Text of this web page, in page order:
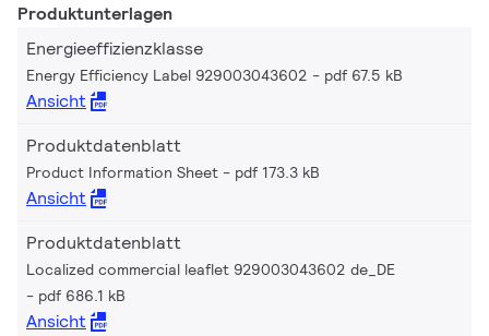
Produktunterlagen
Energieeffizienzklasse
Energy Efficiency Label 929003043602 pdf 67.5 kB
Ansicht
Produktdatenblatt
Product Information Sheet pdf 173.3 kB
Ansicht
Produktdatenblatt
Localized commercial leaflet 929003043602 de_DE
pdf 686.1 kB
Ansicht